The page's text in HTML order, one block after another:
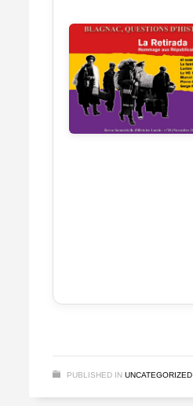
PUBLISHED IN UNCATEGORIZED